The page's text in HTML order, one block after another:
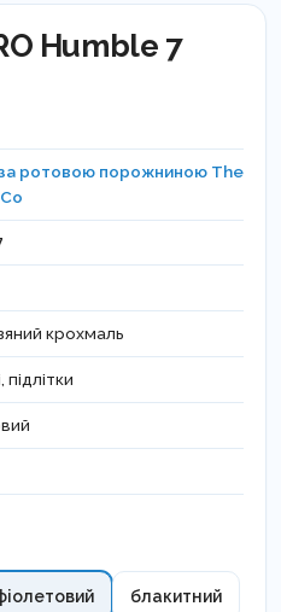
Humble 7
ротовою порожниною The
крохмаль
блакитний